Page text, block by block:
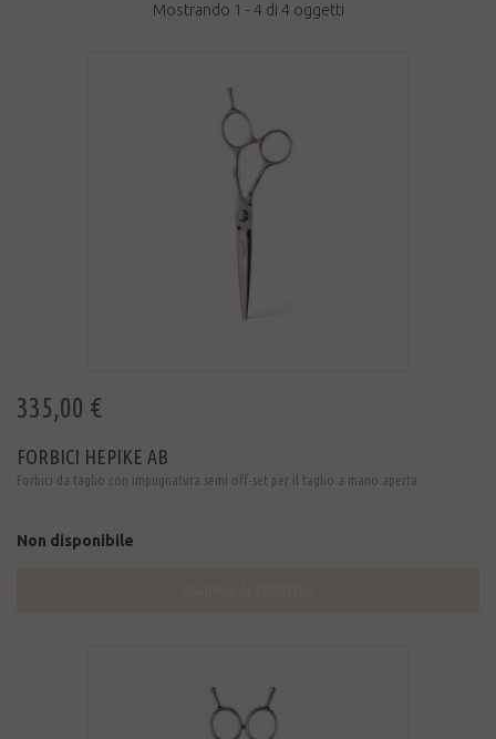
Mostrando 1 - 4 di 4 oggetti
335,00 €
FORBICI HEPIKE AB
Forbici da taglio con impugnatura semi off-set per il taglio a mano aperta.
Non disponibile